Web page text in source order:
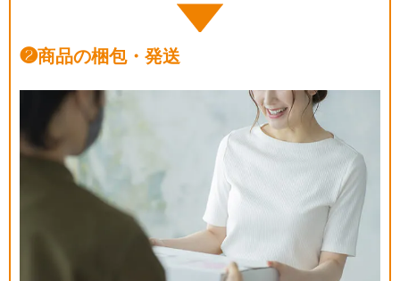
❷商品の梱包・発送